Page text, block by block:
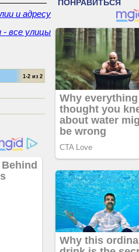
и адресу
- все улицы
1-2 из 2